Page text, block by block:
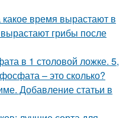
какое время вырастают в
грибы после
в 1 столовой ложке. 5,
– это сколько?
Добавление статьи в